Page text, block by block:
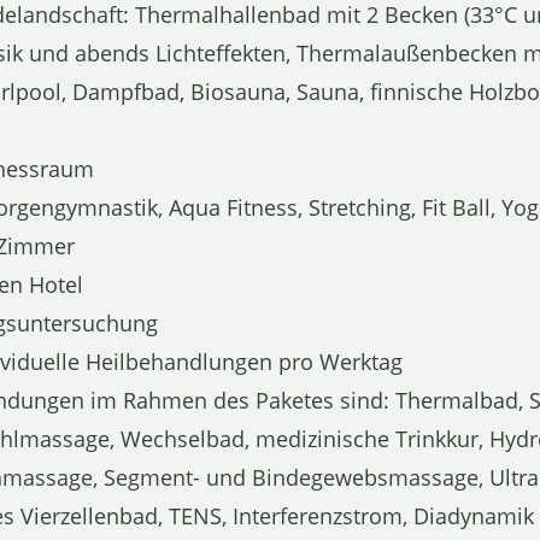
Thermalhallenbad mit 2 Becken (33°C
und abends Lichteffekten, Thermalaußenbecken
Dampfbad, Biosauna, Sauna, finnische
Aqua Fitness, Stretching, Fit Ball,
Hotel
Heilbehandlungen pro Werktag
im Rahmen des Paketes sind: Thermalbad,
Wechselbad, medizinische Trinkkur,
Segment- und Bindegewebsmassage,
Vierzellenbad, TENS, Interferenzstrom,